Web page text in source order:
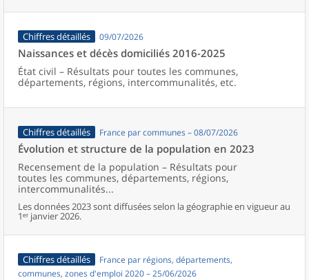
Chiffres détaillés 09/07/2026
Naissances et décès domiciliés 2016-2025
État civil – Résultats pour toutes les communes,
départements, régions, intercommunalités, etc.
Chiffres détaillés France par communes – 08/07/2026
Évolution et structure de la population en 2023
Recensement de la population – Résultats pour
toutes les communes, départements, régions,
intercommunalités...
Les données 2023 sont diffusées selon la géographie en vigueur au
1ᵉʳ janvier 2026.
Chiffres détaillés
France par régions, départements,
communes, zones d'emploi 2020 – 25/06/2026